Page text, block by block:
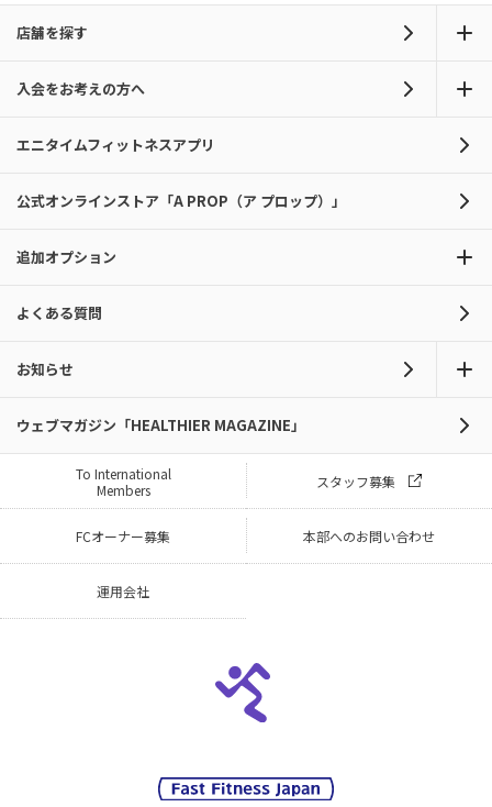
店舗を探す
入会をお考えの方へ
エニタイムフィットネスアプリ
公式オンラインストア「A PROP（ア プロップ）」
追加オプション
よくある質問
お知らせ
ウェブマガジン「HEALTHIER MAGAZINE」
To International
Members
スタッフ募集
FCオーナー募集 本部へのお問い合わせ
運用会社